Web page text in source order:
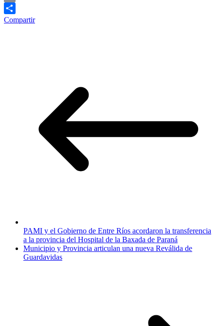
Email
Compartir
PAMI y el Gobierno de Entre Ríos acordaron la transferencia
a la provincia del Hospital de la Baxada de Paraná
Municipio y Provincia articulan una nueva Reválida de
Guardavidas